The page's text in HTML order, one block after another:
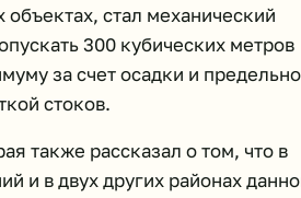
стал механический
300 кубических метров
за счет осадки и
стоков.
также рассказал о том, что в
и в двух других районах